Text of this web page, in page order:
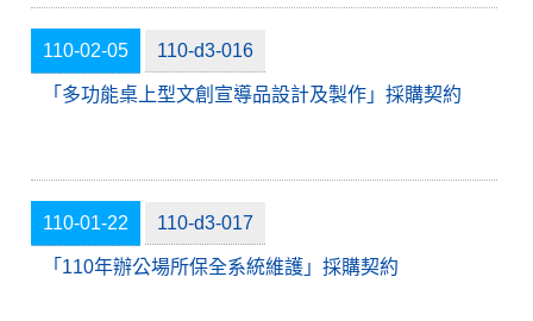
110-02-05
「多功能桌上型文創宣導品設計及製作」採購契約
110-d3-016
110-01-22
「110年辦公場所保全系統維護」採購契約
110-d3-017